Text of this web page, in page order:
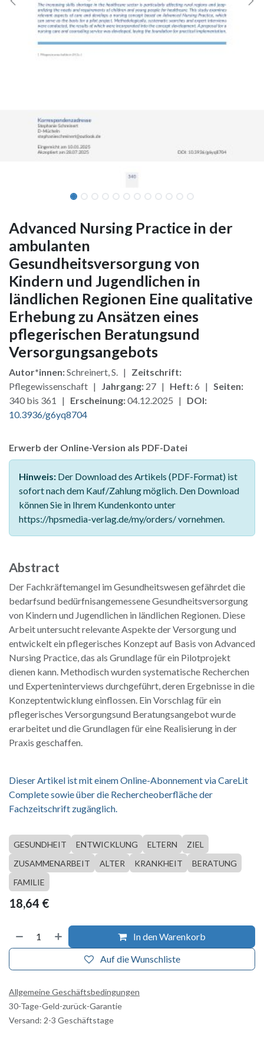
Advanced Nursing Practice in der
ambulanten
Gesundheitsversorgung von
Kindern und Jugendlichen in
ländlichen Regionen Eine qualitative
Erhebung zu Ansätzen eines
pflegerischen Beratungsund
Versorgungsangebots
Autor*innen:Schreinert, S. | Zeitschrift:
Pflegewissenschaft |
Jahrgang: 27 | Heft:6 | Seiten:
340 bis 361 | Erscheinung:04.12.2025 | DOI:
10.3936/g6yq8704
Erwerb der Online-Version als PDF-Datei
Hinweis: Der Download des Artikels (PDF-Format) ist
sofort nach dem Kauf/Zahlung möglich. Den Download
können Sie in Ihrem Kundenkonto unter
https://hpsmedia-verlag.de/my/orders/ vornehmen.
Abstract
Der Fachkräftemangel im Gesundheitswesen gefährdet die
bedarfsund bedürfnisangemessene Gesundheitsversorgung
von Kindern und Jugendlichen in ländlichen Regionen. Diese
Arbeit untersucht relevante Aspekte der Versorgung und
entwickelt ein pflegerisches Konzept auf Basis von Advanced
Nursing Practice, das als Grundlage für ein Pilotprojekt
dienen kann. Methodisch wurden systematische Recherchen
und Experteninterviews durchgeführt, deren Ergebnisse in die
Konzeptentwicklung einflossen. Ein Vorschlag für ein
pflegerisches Versorgungsund Beratungsangebot wurde
erarbeitet und die Grundlagen für eine Realisierung in der
Praxis geschaffen.
Dieser Artikel ist mit einem Online-Abonnement via CareLit
Complete sowie über die Rechercheoberfläche der
Fachzeitschrift zugänglich.
GESUNDHEIT ENTWICKLUNG ELTERN
ZIEL
ZUSAMMENARBEIT
ALTER KRANKHEIT
BERATUNG
FAMILIE
18,64 €
In den Warenkorb
Auf die Wunschliste
Allgemeine Geschäftsbedingungen
30-Tage-Geld-zurück-Garantie
Versand: 2-3 Geschäftstage